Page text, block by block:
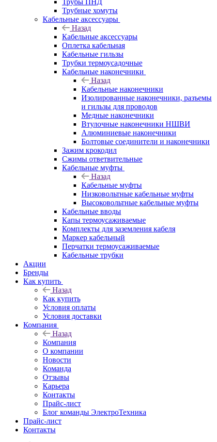
Трубы ПНД
Трубные хомуты
Кабельные аксессуары
Назад
Кабельные аксессуары
Оплетка кабельная
Кабельные гильзы
Трубки термоусадочные
Кабельные наконечники
Назад
Кабельные наконечники
Изолированные наконечники, разъемы
и гильзы для проводов
Медные наконечники
Втулочные наконечники НШВИ
Алюминиевые наконечники
Болтовые соединители и наконечники
Зажим крокодил
Сжимы ответвительные
Кабельные муфты
Назад
Кабельные муфты
Низковольтные кабельные муфты
Высоковольтные кабельные муфты
Кабельные вводы
Капы термоусаживаемые
Комплекты для заземления кабеля
Маркер кабельный
Перчатки термоусаживаемые
Кабельные трубки
Акции
Бренды
Как купить
Назад
Как купить
Условия оплаты
Условия доставки
Компания
Назад
Компания
О компании
Новости
Команда
Отзывы
Карьера
Контакты
Прайс-лист
Блог команды ЭлектроТехника
Прайс-лист
Контакты